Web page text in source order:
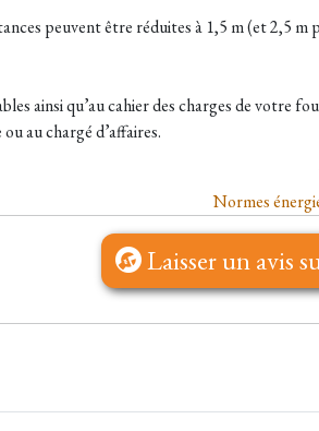
peuvent être réduites à 1,5 m (et 2,5
ainsi qu’au cahier des charges de votre
au chargé d’affaires.
Normes
Laisser un avis